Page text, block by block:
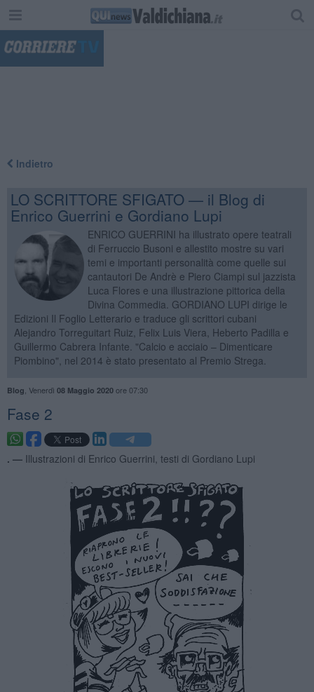
Indietro
LO SCRITTORE SFIGATO — il Blog di
Enrico Guerrini e Gordiano Lupi
ENRICO GUERRINI ha illustrato opere teatrali
di Ferruccio Busoni e allestito mostre su vari
temi e importanti personalità come quelle sui
cantautori De Andrè e Piero Ciampi sul jazzista
Luca Flores e una illustrazione pittorica della
Divina Commedia. GORDIANO LUPI dirige le
Edizioni Il Foglio Letterario e traduce gli scrittori cubani
Alejandro Torreguitart Ruiz, Felix Luis Viera, Heberto Padilla e
Guillermo Cabrera Infante. "Calcio e acciaio – Dimenticare
Piombino", nel 2014 è stato presentato al Premio Strega.
Blog Venerdì 08 Maggio 2020ore 07:30
Fase 2
. — Illustrazioni di Enrico Guerrini, testi di Gordiano Lupi